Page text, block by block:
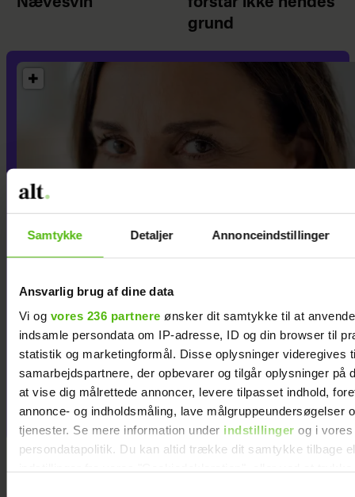
Samtykke Detaljer Annonceindstillinger
Ansvarlig brug af dine data
Vi og vores 236 partnere ønsker dit samtykke til at
indsamle persondata om IP-adresse, ID og din browser til
statistik og marketingformål. Disse oplysninger videregives
samarbejdspartnere, der opbevarer og tilgår oplysninger på
at vise dig målrettede annoncer, levere tilpasset indhold,
annonce- og indholdsmåling, lave målgruppeundersøgelser
tjenester. Se mere information under indstillinger og i vores
persondatapolitik. Du kan altid trække dit samtykke tilbage
grund
Jeg vil aldrig tilgive min
eksmand for det, han
gjorde, efter jeg forlod ham